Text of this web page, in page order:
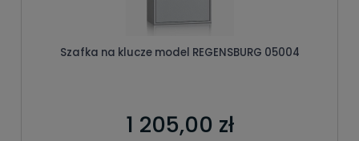
Szafka na klucze model REGENSBURG 05004
1 205,00 zł